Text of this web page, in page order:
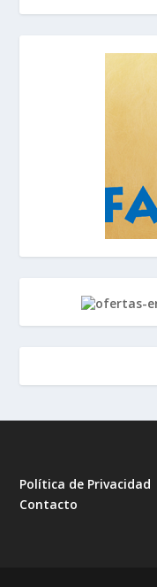
Política de Privacidad
Contacto